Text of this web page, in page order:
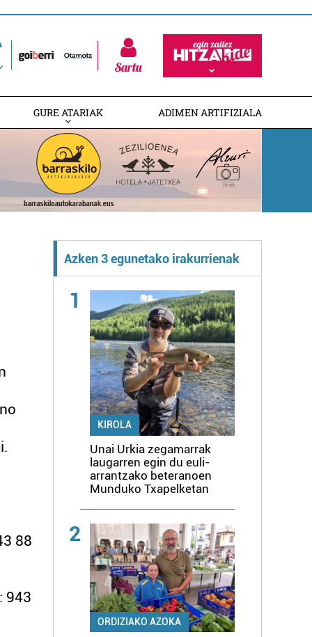
Sartu
GURE ATARIAK ADIMEN ARTIFIZIALA
88
943
Azken 3 egunetako irakurrienak
1
KIROLA
Unai Urkia zegamarrak
laugarren egin du euli-
arrantzako beteranoen
Munduko Txapelketan
2
ORDIZIAKO AZOKA